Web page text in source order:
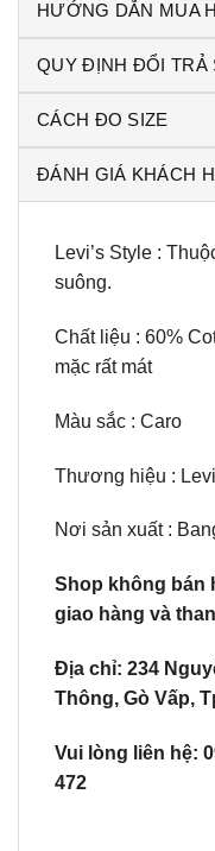
HƯỚNG DẪN MUA
QUY ĐỊNH ĐỔI TRẢ
CÁCH ĐO SIZE
ĐÁNH GIÁ KHÁCH
Levi’s Style :
suông.
Chất liệu : 60%
mặc rất mát
Màu sắc : Caro
Thương hiệu :
Nơi sản xuất :
Shop không bán
giao hàng và
Địa chỉ: 234
Thông, Gò Vấp,
Vui lòng liên hệ:
472